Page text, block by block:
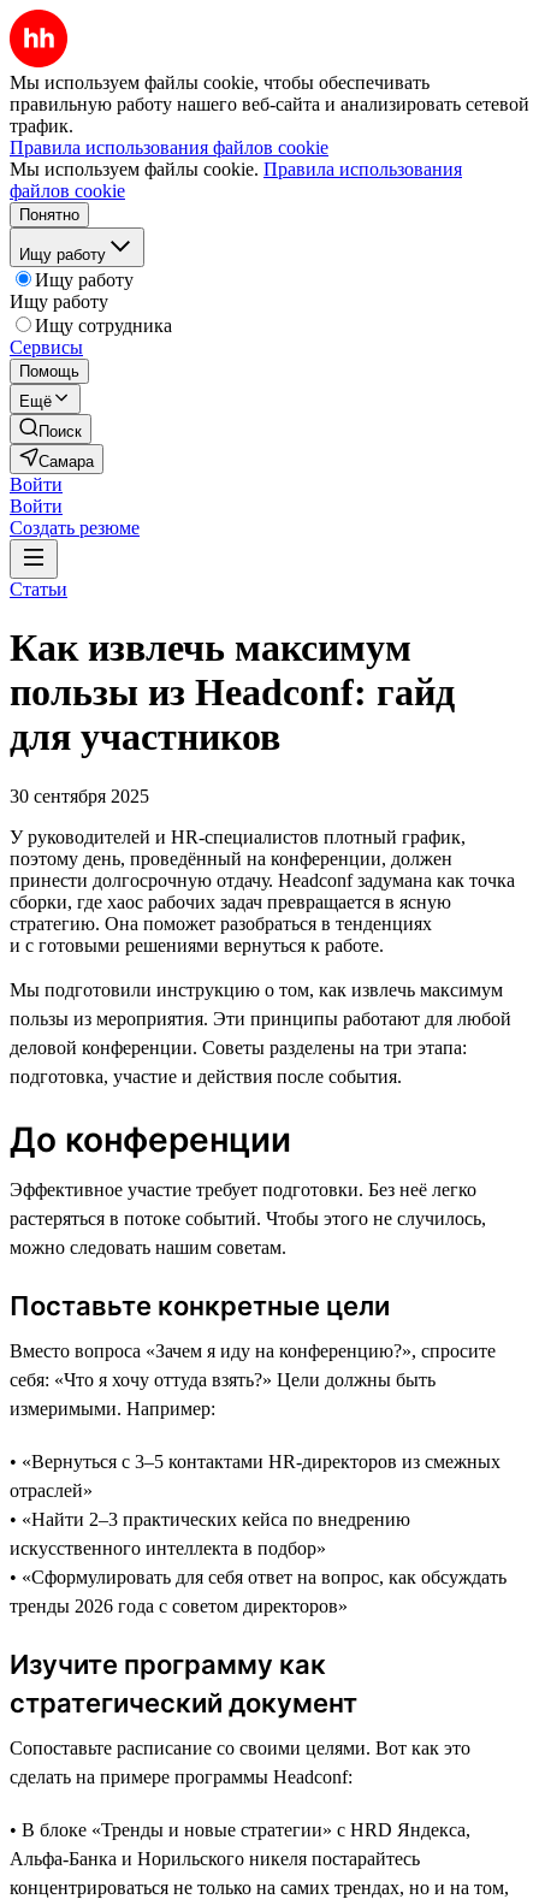
Мы используем файлы cookie, чтобы обеспечивать
правильную работу нашего веб-сайта и анализировать сетевой
трафик.
Правила использования файлов cookie
Мы используем файлы cookie. Правила использования
файлов cookie
Понятно
Ищу работу
Ищу работу
Ищу работу
Ищу сотрудника
Сервисы
Помощь
Ещё
Поиск
Самара
Войти
Войти
Создать резюме
Статьи
Как извлечь максимум
пользы из Headсonf: гайд
для участников
30 сентября 2025
У руководителей и HR-специалистов плотный график,
поэтому день, проведённый на конференции, должен
принести долгосрочную отдачу. Headсonf задумана как точка
сборки, где хаос рабочих задач превращается в ясную
стратегию. Она поможет разобраться в тенденциях
и с готовыми решениями вернуться к работе.
Мы подготовили инструкцию о том, как извлечь максимум
пользы из мероприятия. Эти принципы работают для любой
деловой конференции. Советы разделены на три этапа:
подготовка, участие и действия после события.
До конференции
Эффективное участие требует подготовки. Без неё легко
растеряться в потоке событий. Чтобы этого не случилось,
можно следовать нашим советам.
Поставьте конкретные цели
Вместо вопроса «Зачем я иду на конференцию?», спросите
себя: «Что я хочу оттуда взять?» Цели должны быть
измеримыми. Например:
• «Вернуться с 3–5 контактами HR-директоров из смежных
отраслей»
• «Найти 2–3 практических кейса по внедрению
искусственного интеллекта в подбор»
• «Сформулировать для себя ответ на вопрос, как обсуждать
тренды 2026 года с советом директоров»
Изучите программу как
стратегический документ
Сопоставьте расписание со своими целями. Вот как это
сделать на примере программы Headсonf:
• В блоке «Тренды и новые стратегии» с HRD Яндекса,
Альфа-Банка и Норильского никеля постарайтесь
концентрироваться не только на самих трендах, но и на том,